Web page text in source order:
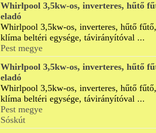
Whirlpool 3,5kw-os, inverteres, hűtő
eladó
Whirlpool 3,5kw-os, inverteres, hűtő
klíma beltéri egysége, távirányítóval ...
Pest megye
Whirlpool 3,5kw-os, inverteres, hűtő
eladó
Whirlpool 3,5kw-os, inverteres, hűtő
klíma beltéri egysége, távirányítóval ...
Pest megye
Sóskút